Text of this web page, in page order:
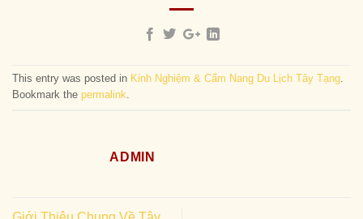
This entry was posted in Kinh Nghiệm & Cẩm Nang Du Lịch Tây Tạng.
Bookmark the permalink.
ADMIN